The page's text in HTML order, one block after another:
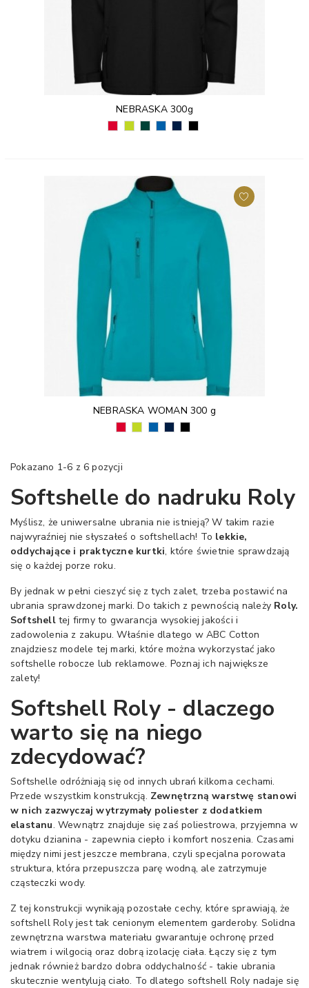
NEBRASKA 300g
CZERWONY
LIMONKOWY
ZIELEŃKRÓLEWSKI
GRANATOWY
CZARNY
NEBRASKA WOMAN 300 g
CZERWONY
LIMONKOWY
KRÓLEWSKI
GRANATOWY
CZARNY
Pokazano 1-6 z 6 pozycji
Softshelle do nadruku Roly
Myślisz, że uniwersalne ubrania nie istnieją? W takim razie
najwyraźniej nie słyszałeś o softshellach! To lekkie,
oddychające i praktyczne kurtki, które świetnie sprawdzają
się o każdej porze roku.
By jednak w pełni cieszyć się z tych zalet, trzeba postawić na
ubrania sprawdzonej marki. Do takich z pewnością należy Roly.
Softshelltej firmy to gwarancja wysokiej jakości i
zadowolenia z zakupu. Właśnie dlatego w ABC Cotton
znajdziesz modele tej marki, które można wykorzystać jako
softshelle robocze lub reklamowe. Poznaj ich największe
zalety!
Softshell Roly - dlaczego
warto się na niego
zdecydować?
Softshelle odróżniają się od innych ubrań kilkoma cechami.
Przede wszystkim konstrukcją. Zewnętrzną warstwę stanowi
w nich zazwyczaj wytrzymały poliester z dodatkiem
elastanu. Wewnątrz znajduje się zaś poliestrowa, przyjemna w
dotyku dzianina - zapewnia ciepło i komfort noszenia. Czasami
między nimi jest jeszcze membrana, czyli specjalna porowata
struktura, która przepuszcza parę wodną, ale zatrzymuje
cząsteczki wody.
Z tej konstrukcji wynikają pozostałe cechy, które sprawiają, że
softshell Roly jest tak cenionym elementem garderoby. Solidna
zewnętrzna warstwa materiału gwarantuje ochronę przed
wiatrem i wilgocią oraz dobrą izolację ciała. Łączy się z tym
jednak również bardzo dobra oddychalność - takie ubrania
skutecznie wentylują ciało. To dlatego softshell Roly nadaje się